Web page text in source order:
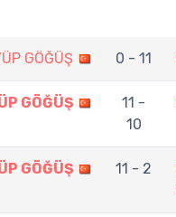
GÖĞÜŞ 0 - 11
GÖĞÜŞ
11 -
10
GÖĞÜŞ 11 - 2